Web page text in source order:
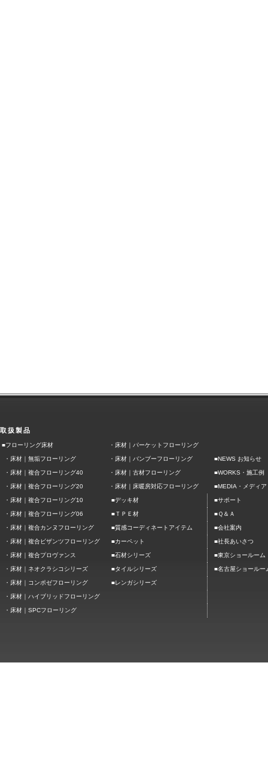
取扱製品
■フローリング床材 ・ 床材｜パーケットフローリング
・ 床材｜無垢フローリング ・ 床材｜バンブーフローリング ■NEWS お知らせ
・ 床材｜複合フローリング40 ・ 床材｜古材フローリング ■WORKS・施工例
・ 床材｜複合フローリング20 ・ 床材｜床暖房対応フローリング ■MEDIA・メディア
・ 床材｜複合フローリング10 ■デッキ材 ■サポート
・ 床材｜複合フローリング06 ■ＴＰＥ材 ■Ｑ＆Ａ
・ 床材｜複合カンヌフローリング ■質感コーディネートアイテム ■会社案内
・ 床材｜複合ビザンツフローリング ■カーペット ■社長あいさつ
・ 床材｜複合プロヴァンス ■石材シリーズ ■東京ショールーム
・ 床材｜ネオクラシコシリーズ ■タイルシリーズ ■名古屋ショールー
・ 床材｜コンポゼフローリング ■レンガシリーズ
・ 床材｜ハイブリッドフローリング
・ 床材｜SPCフローリング